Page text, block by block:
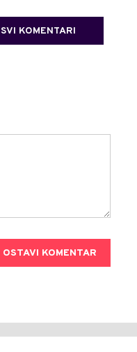
SVI KOMENTARI
OSTAVI KOMENTAR